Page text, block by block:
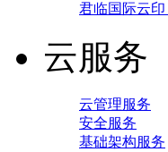
君临国际云
云服务
云管理服务
安全服务
基础架构服务